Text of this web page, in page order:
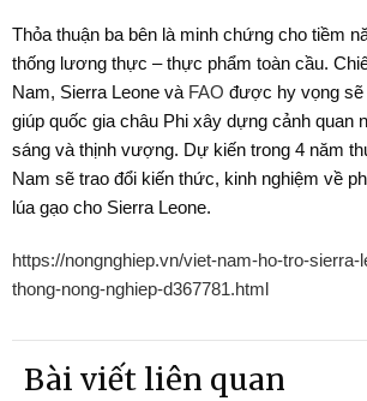
Thỏa thuận ba bên là minh chứng cho tiềm
thống lương thực – thực phẩm toàn cầu.
Nam, Sierra Leone và FAO được hy vọng sẽ
giúp quốc gia châu Phi xây dựng cảnh quan
sáng và thịnh vượng. Dự kiến trong 4 năm
Nam sẽ trao đổi kiến thức, kinh nghiệm về
lúa gạo cho Sierra Leone.
https://nongnghiep.vn/viet-nam-ho-tro-sierra-
thong-nong-nghiep-d367781.html
Bài viết liên quan